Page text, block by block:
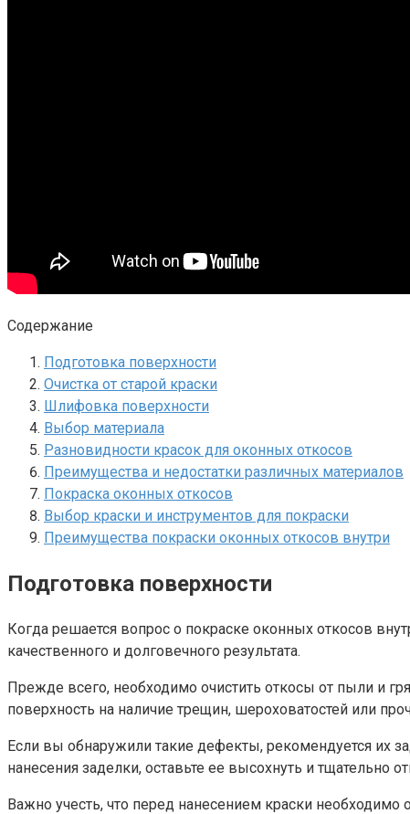
Содержание
Подготовка поверхности
Очистка от старой краски
Шлифовка поверхности
Выбор материала
Разновидности красок для оконных откосов
Преимущества и недостатки различных материалов
Покраска оконных откосов
Выбор краски и инструментов для покраски
Преимущества покраски оконных откосов внутри
Подготовка поверхности
Когда решается вопрос о покраске оконных откосов
качественного и долговечного результата.​
Прежде всего, необходимо очистить откосы от пыли и
поверхность на наличие трещин, шероховатостей или
Если вы обнаружили такие дефекты, рекомендуется их
нанесения заделки, оставьте ее высохнуть и тщательно
Важно учесть, что перед нанесением краски